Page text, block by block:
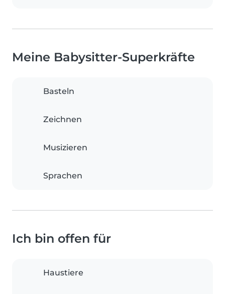
Meine Babysitter-Superkräfte
Basteln
Zeichnen
Musizieren
Sprachen
Ich bin offen für
Haustiere